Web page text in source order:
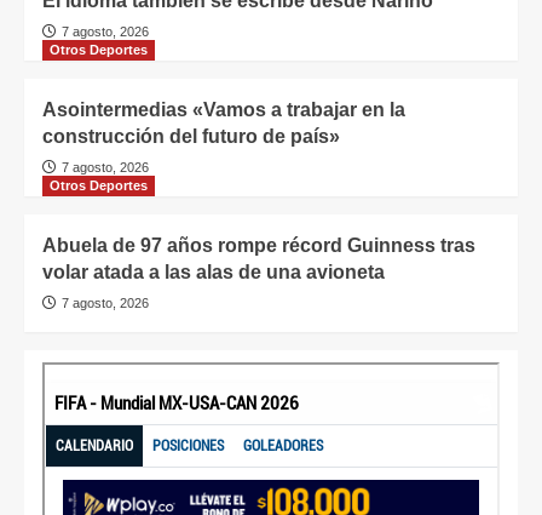
7 agosto, 2026
Otros Deportes
Asointermedias «Vamos a trabajar en la
construcción del futuro de país»
7 agosto, 2026
Otros Deportes
Abuela de 97 años rompe récord Guinness tras
volar atada a las alas de una avioneta
7 agosto, 2026